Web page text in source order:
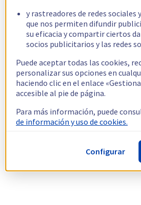
y rastreadores de redes sociales
que nos permiten difundir
su eficacia y compartir ciertos
socios publicitarios y las redes
Puede aceptar todas las cookies,
personalizar sus opciones en
haciendo clic en el enlace
accesible al pie de página.
Para más información, puede
de información y uso de cookies.
Configurar